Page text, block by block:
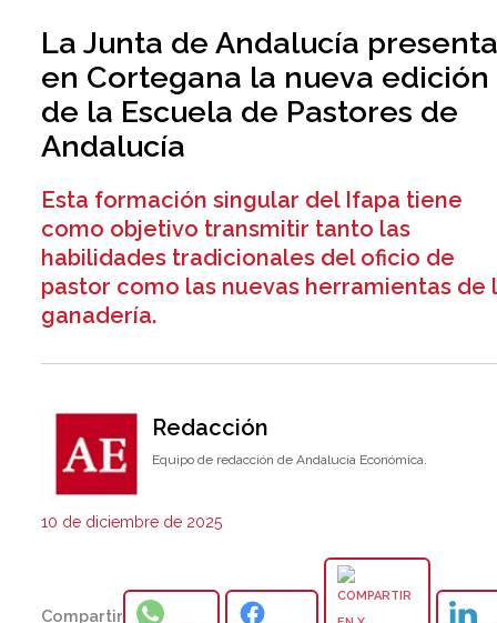
La Junta de Andalucía
en Cortegana la nueva edición
de la Escuela de Pastores de
Andalucía
Esta formación singular del Ifapa tiene
como objetivo transmitir tanto las
habilidades tradicionales del oficio de
pastor como las nuevas herramientas de
ganadería.
Redacción
Equipo de redacción de Andalucía Económica.
10 de diciembre de 2025
Compartir